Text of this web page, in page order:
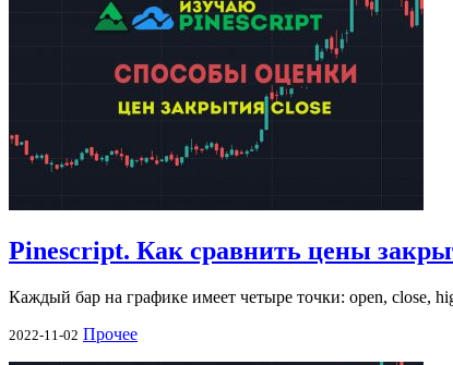
Pinescript. Как сравнить цены
Каждый бар на графике имеет четыре точки: open, close,
2022-11-02 Прочее